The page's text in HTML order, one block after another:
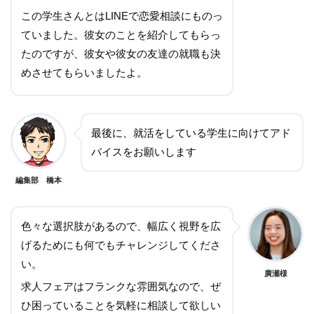
この学生さんとはLINEで恋愛相談にものっ
ていました。彼女のことを紹介してもらっ
たのですが、彼女や彼女の友達の就職も決
めさせてもらいましたよ。
編集部 橋本
最後に、就活をしている学生に向けてアド
バイスをお願いします
色々な選択肢があるので、幅広く視野を広
げるためにも何でもチャレンジしてくださ
い。
求人フェアはフランクな雰囲気なので、ぜ
ひ困っていることを気軽に相談して欲しい
廣瀬様